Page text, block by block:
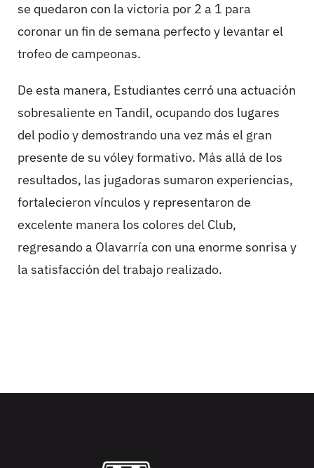
se quedaron con la victoria por 2 a 1 para
coronar un fin de semana perfecto y levantar el
trofeo de campeonas.
De esta manera, Estudiantes cerró una actuación
sobresaliente en Tandil, ocupando dos lugares
del podio y demostrando una vez más el gran
presente de su vóley formativo. Más allá de los
resultados, las jugadoras sumaron experiencias,
fortalecieron vínculos y representaron de
excelente manera los colores del Club,
regresando a Olavarría con una enorme sonrisa y
la satisfacción del trabajo realizado.